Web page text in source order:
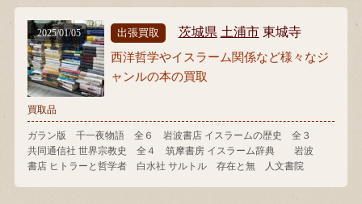
出張買取 茨城県 土浦市 東城寺
西洋哲学やイスラーム関係など様々なジ
ャンルの本の買取
買取品
ガラン版 千一夜物語 全６ 岩波書店 イスラームの歴史 全３
共同通信社 世界宗教史 全４ 筑摩書房 イスラーム辞典 岩波
書店 ヒトラーと哲学者 白水社 サルトル 存在と無 人文書院
2025/01/05